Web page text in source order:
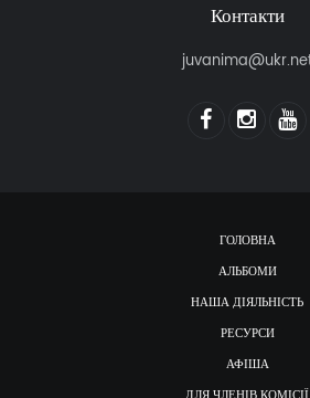
Контакти
ГОЛОВНА
АЛЬБОМИ
НАША ДІЯЛЬНІСТЬ
РЕСУРСИ
АФІША